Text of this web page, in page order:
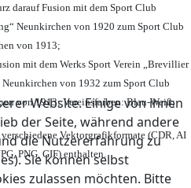
Website. Einige von ihnen
der Seite, während andere
die Nutzererfahrung zu
Sie können selbst
zulassen möchten. Bitte
darauf Fusion mit dem Sport Club
Neunkirchen von 1920 zum Sport Club
von 1913;
mit dem Werks Sport Verein „Brevillier
Neunkirchen von 1932 zum Sport Club
von 1913; Vereinsfarben: Blau-Weiß;
Vektorgrafikformate (CDR, AI
PNG, GIF) enthalten.